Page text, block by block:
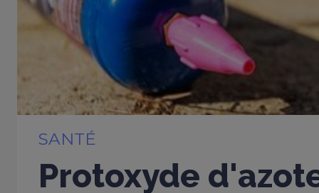
SANTÉ
Protoxyde